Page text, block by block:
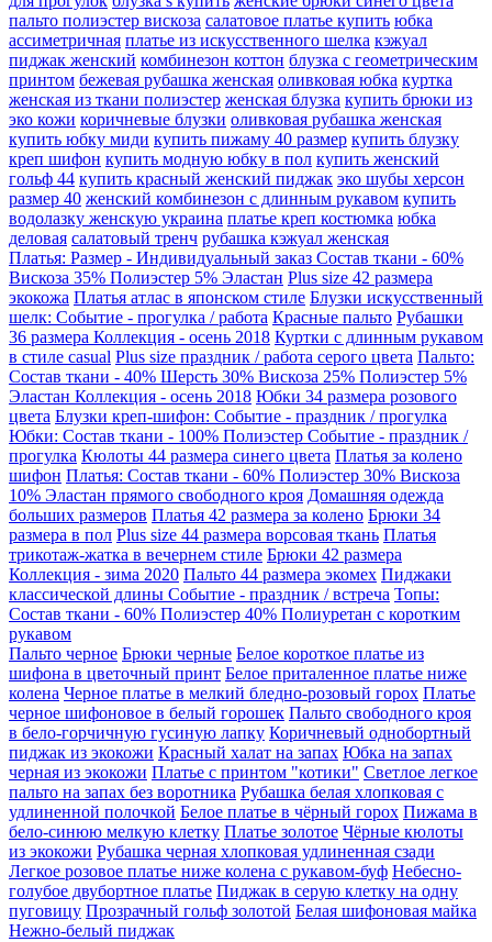
пальто полиэстер вискоза салатовое платье купить юбка
ассиметричная платье из искусственного шелка кэжуал
пиджак женский комбинезон коттон блузка с геометрическим
принтом бежевая рубашка женская оливковая юбка куртка
женская из ткани полиэстер женская блузка купить брюки из
эко кожи коричневые блузки оливковая рубашка женская
купить юбку миди купить пижаму 40 размер купить блузку
креп шифон купить модную юбку в пол купить женский
гольф 44 купить красный женский пиджак эко шубы херсон
размер 40 женский комбинезон с длинным рукавом купить
водолазку женскую украина платье креп костюмка юбка
деловая салатовый тренч рубашка кэжуал женская
Платья: Размер - Индивидуальный заказ Состав ткани - 60%
Вискоза 35% Полиэстер 5% Эластан Plus size 42 размера
экокожа Платья атлас в японском стиле Блузки искусственный
шелк: Событие - прогулка / работа Красные пальто Рубашки
36 размера Коллекция - осень 2018 Куртки с длинным рукавом
в стиле casual Plus size праздник / работа серого цвета Пальто:
Состав ткани - 40% Шерсть 30% Вискоза 25% Полиэстер 5%
Эластан Коллекция - осень 2018 Юбки 34 размера розового
цвета Блузки креп-шифон: Событие - праздник / прогулка
Юбки: Состав ткани - 100% Полиэстер Событие - праздник /
прогулка Кюлоты 44 размера синего цвета Платья за колено
шифон Платья: Состав ткани - 60% Полиэстер 30% Вискоза
10% Эластан прямого свободного кроя Домашняя одежда
больших размеров Платья 42 размера за колено Брюки 34
размера в пол Plus size 44 размера ворсовая ткань Платья
трикотаж-жатка в вечернем стиле Брюки 42 размера
Коллекция - зима 2020 Пальто 44 размера экомех Пиджаки
классической длины Событие - праздник / встреча Топы:
Состав ткани - 60% Полиэстер 40% Полиуретан с коротким
рукавом
Пальто черное Брюки черные Белое короткое платье из
шифона в цветочный принт Белое приталенное платье ниже
колена Черное платье в мелкий бледно-розовый горох Платье
черное шифоновое в белый горошек Пальто свободного кроя
в бело-горчичную гусиную лапку Коричневый однобортный
пиджак из экокожи Красный халат на запах Юбка на запах
черная из экокожи Платье с принтом "котики" Светлое легкое
пальто на запах без воротника Рубашка белая хлопковая с
удлиненной полочкой Белое платье в чёрный горох Пижама в
бело-синюю мелкую клетку Платье золотое Чёрные кюлоты
из экокожи Рубашка черная хлопковая удлиненная сзади
Легкое розовое платье ниже колена с рукавом-буф Небесно-
голубое двубортное платье Пиджак в серую клетку на одну
пуговицу Прозрачный гольф золотой Белая шифоновая майка
Нежно-белый пиджак